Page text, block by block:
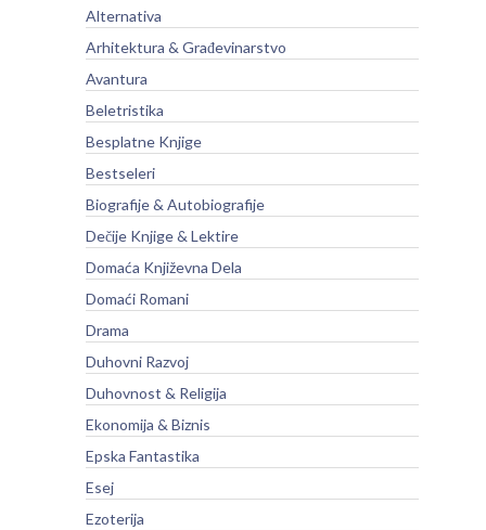
Alternativa
Arhitektura & Građevinarstvo
Avantura
Beletristika
Besplatne Knjige
Bestseleri
Biografije & Autobiografije
Dečije Knjige & Lektire
Domaća Književna Dela
Domaći Romani
Drama
Duhovni Razvoj
Duhovnost & Religija
Ekonomija & Biznis
Epska Fantastika
Esej
Ezoterija